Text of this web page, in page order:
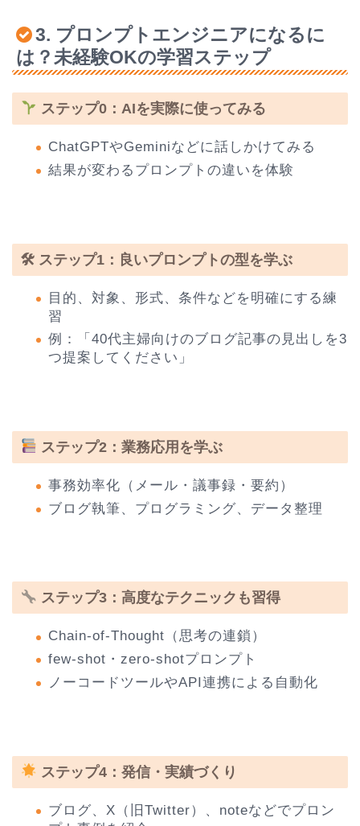
3. プロンプトエンジニアになるに
は？未経験OKの学習ステップ
ステップ0：AIを実際に使ってみる
ChatGPTやGeminiなどに話しかけてみる
結果が変わるプロンプトの違いを体験
🛠 ステップ1：良いプロンプトの型を学ぶ
目的、対象、形式、条件などを明確にする練
習
例：「40代主婦向けのブログ記事の見出しを3
つ提案してください」
ステップ2：業務応用を学ぶ
事務効率化（メール・議事録・要約）
ブログ執筆、プログラミング、データ整理
ステップ3：高度なテクニックも習得
Chain-of-Thought（思考の連鎖）
few-shot・zero-shotプロンプト
ノーコードツールやAPI連携による自動化
ステップ4：発信・実績づくり
ブログ、X（旧Twitter）、noteなどでプロン